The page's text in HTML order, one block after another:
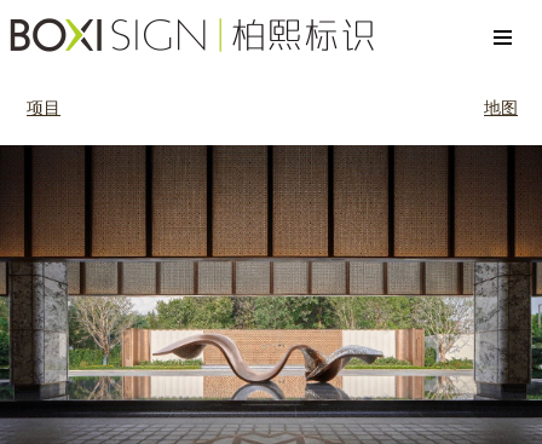
项目 地图